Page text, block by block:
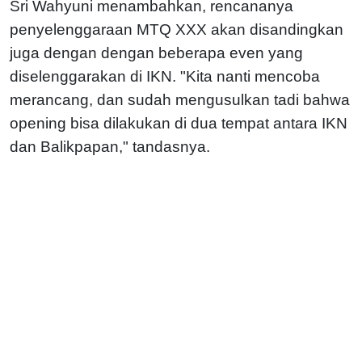
Sri Wahyuni menambahkan, rencananya
penyelenggaraan MTQ XXX akan disandingkan
juga dengan dengan beberapa even yang
diselenggarakan di IKN. "Kita nanti mencoba
merancang, dan sudah mengusulkan tadi bahwa
opening bisa dilakukan di dua tempat antara IKN
dan Balikpapan," tandasnya.